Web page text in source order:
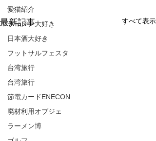
愛猫紹介
ラーメン大好き
日本酒大好き
フットサルフェスタ
台湾旅行
台湾旅行
節電カードENECON
廃材利用オブジェ
ラーメン博
最新記事 すべて表示